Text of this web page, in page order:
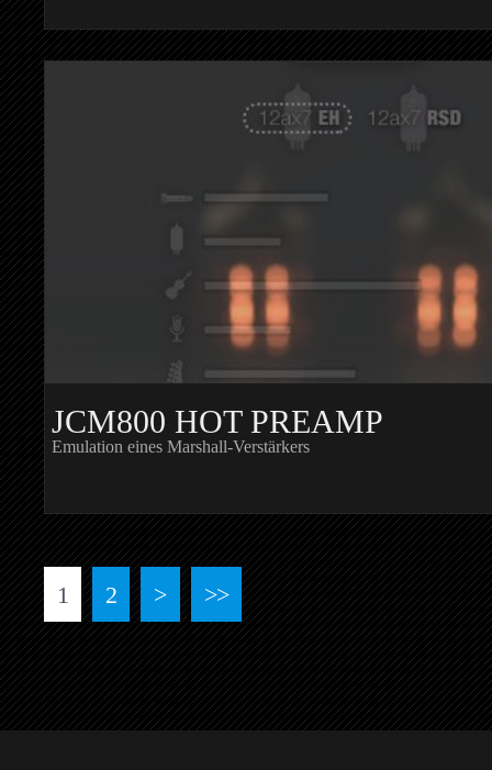
JCM800 HOT PREAMP
Emulation eines Marshall-Verstärkers
1 2 > >>